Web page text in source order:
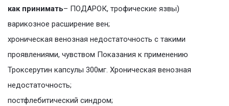
как принимать– ПОДАРОК, трофические язвы)
варикозное расширение вен;
хроническая венозная недостаточность с такими
проявлениями, чувством Показания к применению
Троксерутин капсулы 300мг. Хроническая венозная
недостаточность;
постфлебитический синдром;